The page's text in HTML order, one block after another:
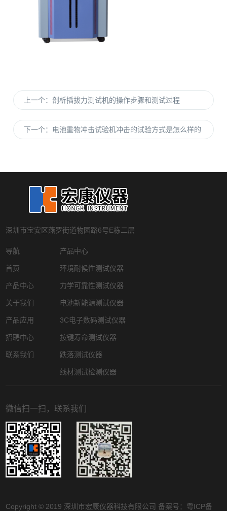
上一个：剖析插拔力测试机的操作步骤和测试过程
下一个： 电池重物冲击试验机冲击的试验方式是怎么样的
深圳市宝安区燕罗街道物园路6号E栋二层
导航
首页
产品中心
关于我们
产品应用
招聘中心
联系我们
产品中心
环境耐候性测试仪器
力学可靠性测试仪器
电池新能源测试仪器
3C电子数码测试仪器
按键寿命测试仪器
跌落测试仪器
线材测试检测仪器
微信扫一扫，联系我们
Copyright © 2019 深圳市宏康仪器科技有限公司 备案号： 粤ICP备